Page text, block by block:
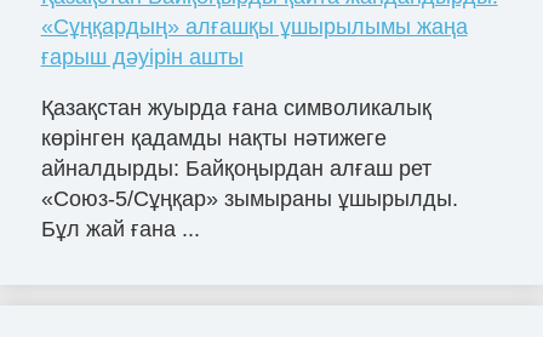
«Сұңқардың» алғашқы ұшырылымы жаңа
ғарыш дәуірін ашты
Қазақстан жуырда ғана символикалық
көрінген қадамды нақты нәтижеге
айналдырды: Байқоңырдан алғаш рет
«Союз-5/Сұңқар» зымыраны ұшырылды.
Бұл жай ғана ...